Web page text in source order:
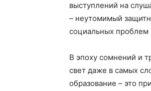
выступлений на
– неутомимый
социальных проблем
В эпоху сомнений и
свет даже в самых
образование – это